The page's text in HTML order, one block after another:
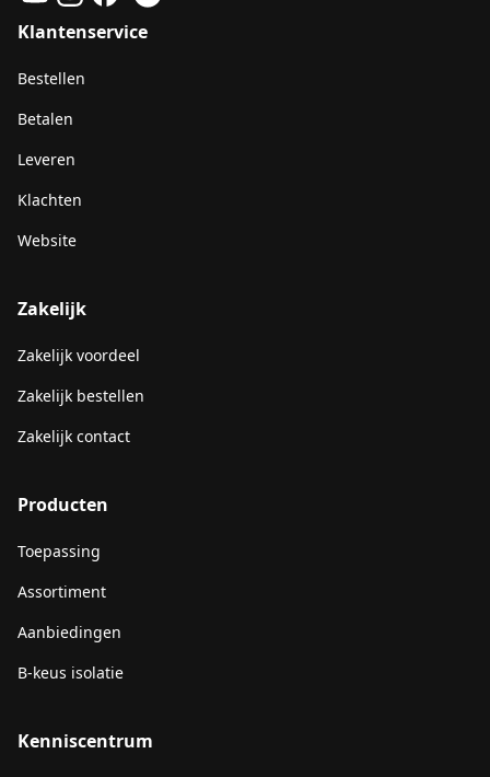
Klantenservice
Bestellen
Betalen
Leveren
Klachten
Website
Zakelijk
Zakelijk voordeel
Zakelijk bestellen
Zakelijk contact
Producten
Toepassing
Assortiment
Aanbiedingen
B-keus isolatie
Kenniscentrum